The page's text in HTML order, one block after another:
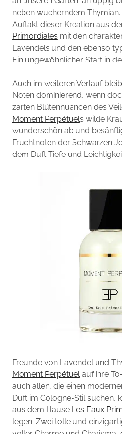
neben wucherndem
Auftakt dieser Kreation aus
Primordiales mit den
Lavendels und den ebenso
Ein ungewöhnlicher Start in
Auch im weiteren Verlauf
Noten dominierend, wenn
zarten Blütennuancen des
Moment Perpétuels wilde
wunderschön ab und
Fruchtnoten der Schwarzen
dem Duft Tiefe und
Freunde von Lavendel und
Moment Perpétuel auf ihre
auch allen, die einen
Duft im Cologne-Stil suchen,
aus dem Hause Les Eaux
legen. Zwei tolle und